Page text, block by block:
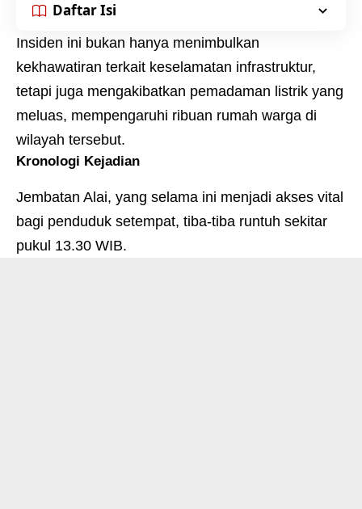
Daftar Isi
Insiden ini bukan hanya menimbulkan
kekhawatiran terkait keselamatan infrastruktur,
tetapi juga mengakibatkan pemadaman listrik yang
meluas, mempengaruhi ribuan rumah warga di
wilayah tersebut.
Kronologi Kejadian
Jembatan Alai, yang selama ini menjadi akses vital
bagi penduduk setempat, tiba-tiba runtuh sekitar
pukul 13.30 WIB.